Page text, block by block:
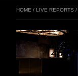
HOME / LIVE REPORTS /